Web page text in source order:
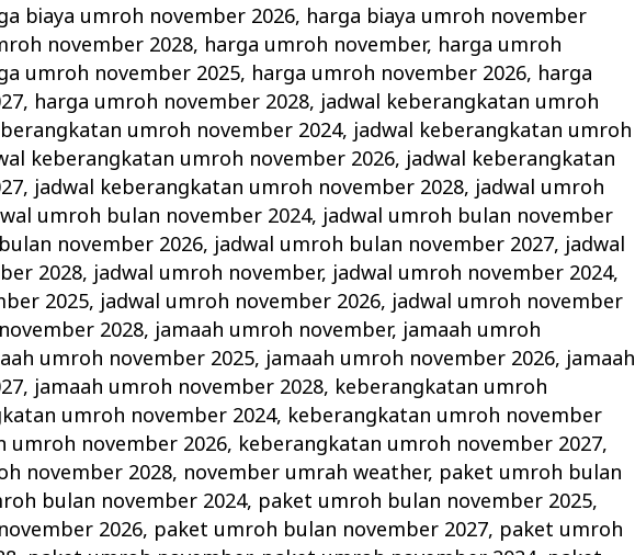
biaya umroh november 2026, harga biaya umroh november
november 2028, harga umroh november, harga umroh
umroh november 2025, harga umroh november 2026, harga
, harga umroh november 2028, jadwal keberangkatan umroh
umroh november 2024, jadwal keberangkatan umroh
keberangkatan umroh november 2026, jadwal keberangkatan
, jadwal keberangkatan umroh november 2028, jadwal umroh
umroh bulan november 2024, jadwal umroh bulan november
november 2026, jadwal umroh bulan november 2027, jadwal
2028, jadwal umroh november, jadwal umroh november 2024,
2025, jadwal umroh november 2026, jadwal umroh november
2028, jamaah umroh november, jamaah umroh
umroh november 2025, jamaah umroh november 2026, jamaah
, jamaah umroh november 2028, keberangkatan umroh
umroh november 2024, keberangkatan umroh november
umroh november 2026, keberangkatan umroh november 2027,
november 2028, november umrah weather, paket umroh bulan
bulan november 2024, paket umroh bulan november 2025,
2026, paket umroh bulan november 2027, paket umroh